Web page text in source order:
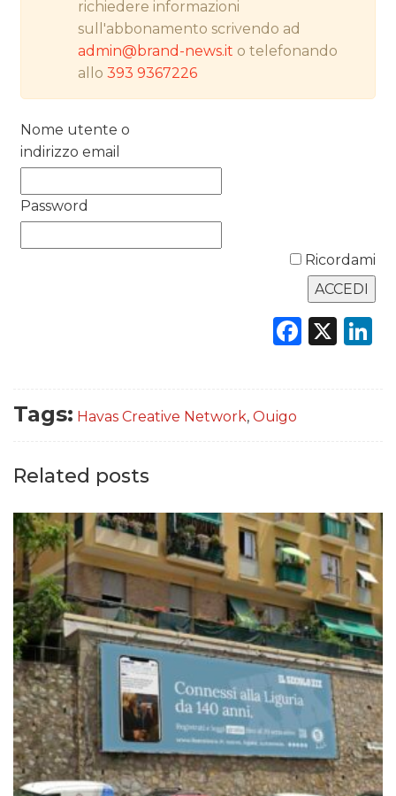
CASE HISTORY
OPINIONI
richiedere informazioni
sull'abbonamento scrivendo ad
admin@brand-news.it o telefonando
allo393 9367226
Nome utente o
indirizzo email
Password
Ricordami
X
Tags: Havas Creative Network, Ouigo
Related posts